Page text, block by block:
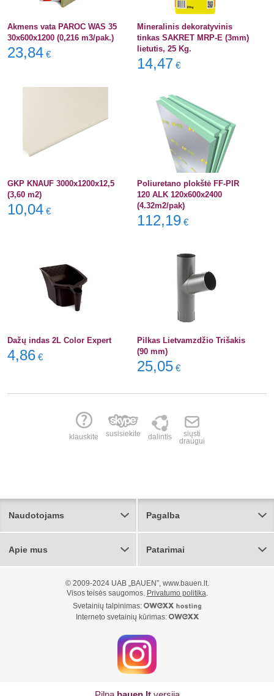
Akmens vata PAROC WAS 35
30x600x1200 (0,216 m3/pak.)
23,84 €
Mineralinis dekoratyvinis
tinkas SAKRET MRP-E (3mm)
lietutis, 25 Kg.
14,47 €
GKP KNAUF 3000x1200x12,5
(3,60 m2)
10,04 €
Poliuretano plokštė FF-PIR
120 ALK 120x600x2400
(4.32m2/pak)
112,19 €
Dažų indas 2L Color Expert
4,86 €
Pilkas Lietvamzdžio Trišakis
(90 mm)
25,05 €
klauskite susisiekite dalintis
siųsti
draugui
Naudotojams Pagalba
Apie mus Patarimai
© 2009-2024 UAB „BAUEN”, www.bauen.lt.
Visos teisės saugomos. Privatumo politika.
Svetainių talpinimas:
Interneto svetainių kūrimas: